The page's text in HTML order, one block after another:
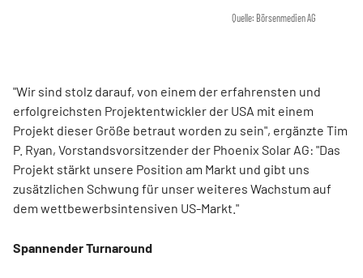
Quelle: Börsenmedien AG
"Wir sind stolz darauf, von einem der erfahrensten und
erfolgreichsten Projektentwickler der USA mit einem
Projekt dieser Größe betraut worden zu sein", ergänzte Tim
P. Ryan, Vorstandsvorsitzender der Phoenix Solar AG: "Das
Projekt stärkt unsere Position am Markt und gibt uns
zusätzlichen Schwung für unser weiteres Wachstum auf
dem wettbewerbsintensiven US-Markt."
Spannender Turnaround